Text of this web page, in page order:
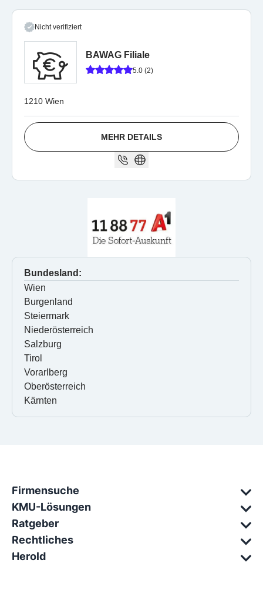
Nicht verifiziert
BAWAG Filiale
5.0 (2)
1210 Wien
MEHR DETAILS
Bundesland:
Wien
Burgenland
Steiermark
Niederösterreich
Salzburg
Tirol
Vorarlberg
Oberösterreich
Kärnten
Firmensuche
KMU-Lösungen
Ratgeber
Rechtliches
Herold